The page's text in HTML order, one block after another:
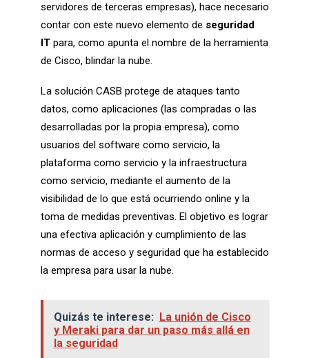
servidores de terceras empresas), hace necesario
contar con este nuevo elemento de seguridad
ITpara, como apunta el nombre de la herramienta
de Cisco, blindar la nube.
La solución CASB protege de ataques tanto
datos, como aplicaciones (las compradas o las
desarrolladas por la propia empresa), como
usuarios del software como servicio, la
plataforma como servicio y la infraestructura
como servicio, mediante el aumento de la
visibilidad de lo que está ocurriendo online y la
toma de medidas preventivas. El objetivo es lograr
una efectiva aplicación y cumplimiento de las
normas de acceso y seguridad que ha establecido
la empresa para usar la nube.
Quizás te interese: La unión de Cisco
y Meraki para dar un paso más allá en
la seguridad